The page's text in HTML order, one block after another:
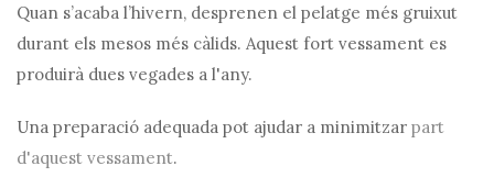
Quan s’acaba l’hivern, desprenen el pelatge més gruixut
durant els mesos més càlids. Aquest fort vessament es
produirà dues vegades a l'any.
Una preparació adequada pot ajudar a minimitzar part
d'aquest vessament.